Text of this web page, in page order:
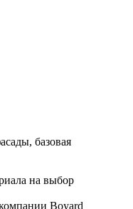
базовая
на выбор
Boyard